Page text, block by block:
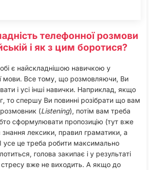
телефонної розмови
і як з цим боротися?
є найскладнішою навичкою у
мови. Все тому, що розмовляючи, Ви
і усі інші навички. Наприклад, якщо
то спершу Ви повинні розібрати що вам
(Listening), потім вам треба
сформулювати пропозицію (тут вже
лексики, правил граматики, а
усе це треба робити максимально
голова закипає і у результаті
стресу вже не виходить. А якщо до